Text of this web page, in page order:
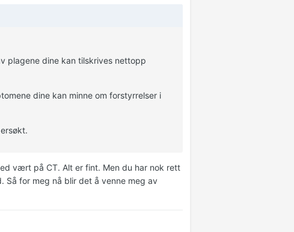
plagene dine kan tilskrives nettopp
dine kan minne om forstyrrelser i
vært på CT. Alt er fint. Men du har nok rett
Så for meg nå blir det å venne meg av